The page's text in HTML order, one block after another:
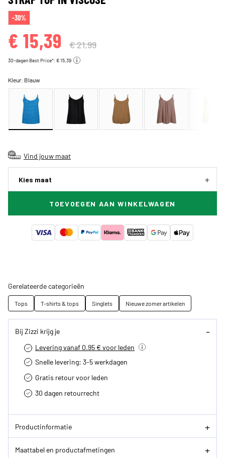
-30%
€ 15,39 € 21,99
30-dagen Best Price*: € 15,39
Kleur: Blauw
Vind jouw maat
Kies maat
TOEVOEGEN AAN WINKELWAGEN
Gerelateerde categorieën
Tops T-shirts & tops Singlets Nieuwe zomer artikelen
Bij Zizzi krijg je
Levering vanaf 0.95 € voor leden
Snelle levering: 3-5 werkdagen
Gratis retour voor leden
30 dagen retourrecht­
Productinformatie
Maattabel en productafmetingen